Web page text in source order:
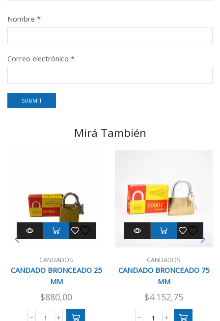
Nombre *
Correo electrónico *
Mirá También
CANDADOS
CANDADO BRONCEADO 25
MM
$880,00
CANDADOS
CANDADO BRONCEADO 75
MM
$4.152,75